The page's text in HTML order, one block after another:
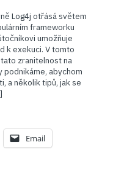
Log4j otřásá světem
frameworku
umožňuje
k exekuci. V tomto
zranitelnost na
abychom
a několik tipů, jak se
Email